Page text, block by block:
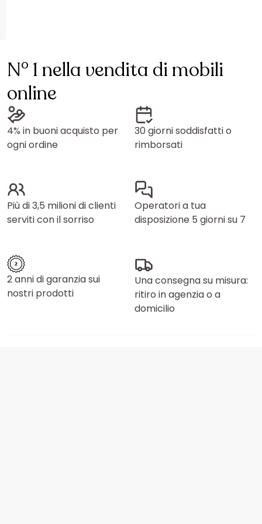
N° 1 nella vendita di mobili
online
4% in buoni acquisto per
ogni ordine
30 giorni soddisfatti o
rimborsati
Più di 3,5 milioni di clienti
serviti con il sorriso
Operatori a tua
disposizione 5 giorni su 7
2 anni di garanzia sui
nostri prodotti
Una consegna su misura:
ritiro in agenzia o a
domicilio